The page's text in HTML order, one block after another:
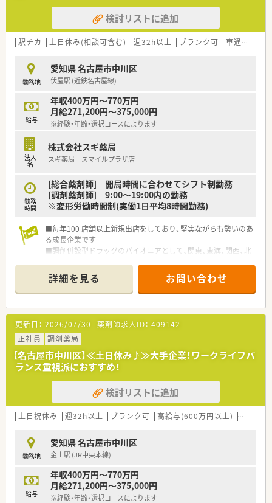
■在宅医療にも積極的取り組んでおり「訪問調剤特化型店舗」を
50店舗以上、無菌調剤室は業界最多の51店舗設置しています
■「プラチナくるみん認定企業」「健康経営優良法人2023（大規模
法人部門）認定」等を取得し一人ひとりが働きやすい環境が整備
■充実した研修制度、人事制度、評価制度、キャリア支援制度等
があるのも特徴です
検討リストに追加
駅チカ 土日休み(相談可含む) 週32h以上 ブランク可 車通勤可
勤務地
愛知県 名古屋市中川区
伏屋駅 (近鉄名古屋線)
給与
年収400万円～770万円
月給271,200円～375,000円
※経験・年齢・選択コースによります
法人
名
株式会社スギ薬局
スギ薬局 スマイルプラザ店
勤務
時間
[総合薬剤師] 開局時間に合わせてシフト制勤務
[調剤薬剤師] 9:00～19:00内の勤務
※変形労働時間制(実働1日平均8時間勤務)
■毎年100 店舗以上新規出店をしており、堅実ながらも勢いのあ
る成長企業です
■調剤併設型ドラッグのパイオニアとして、関東、東海、関西、北
■研修制度は様々なプランがあり、集合研修だけでなく任意で受
講可能な研修も幅広く用意されています
■店舗で活躍する従業員、社外で活躍する従業員、将来経営幹部
となる従業員など、薬剤師として様々な活躍ができるフィールド
を用意されています
■総合薬剤師・調剤薬剤師（土日休み・19時までの勤務）どちらか
の働き方を選択できます
■調剤併設型だけでなく「医療モール・クリニック併設店舗」「敷
地内薬局」「訪問調剤特化型店舗」など様々な店舗を運営してい
ます
■在宅医療にも積極的取り組んでおり「訪問調剤特化型店舗」を
50店舗以上、無菌調剤室は業界最多の51店舗設置しています
■「プラチナくるみん認定企業」「健康経営優良法人2023（大規模
法人部門）認定」等を取得し一人ひとりが働きやすい環境が整備
■充実した研修制度、人事制度、評価制度、キャリア支援制度等
があるのも特徴です
詳細を見る お問い合わせ
更新日： 2026/07/30 薬剤師求人ID： 409142
正社員
調剤薬局
【名古屋市中川区】≪土日休み♪≫大手企業！ワークライフバ
ランス重視派におすすめ！
検討リストに追加
土日祝休み 週32h以上 ブランク可 高給与(600万円以上) 寮・借
勤務地
愛知県 名古屋市中川区
金山駅 (JR中央本線)
給与
年収400万円～770万円
月給271,200円～375,000円
※経験・年齢・選択コースによります